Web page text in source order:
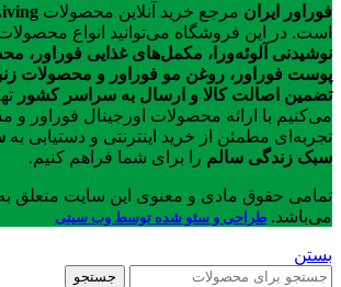
فوراور ایران مرجع خرید آنلاین محصولات
است. در این فروشگاه می‌توانید انواع
نوشیدنی آلوئه‌ورا، مکمل‌های غذایی فوراور،
پوست فوراور، روغن مو فوراور و محصولات
تضمین اصالت کالا و ارسال به سراسر کشور
می‌کنیم با ارائه محصولات اورجینال فوراور
تجربه‌ای مطمئن از خرید اینترنتی و دستیابی به
سبک زندگی سالم را برای شما فراهم کنیم.
تمامی حقوق مادی و معنوی این سایت متعلق به
می‌باشد. طراحی و سئو شده توسط وب سیتی
بستن
جستجو